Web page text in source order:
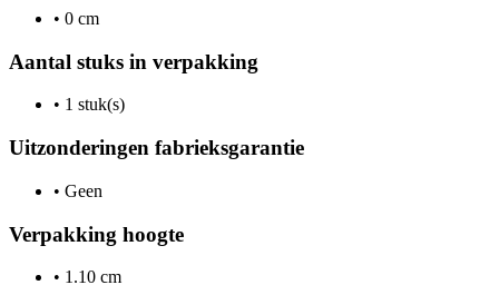
• 0 cm
Aantal stuks in verpakking
• 1 stuk(s)
Uitzonderingen fabrieksgarantie
• Geen
Verpakking hoogte
• 1.10 cm